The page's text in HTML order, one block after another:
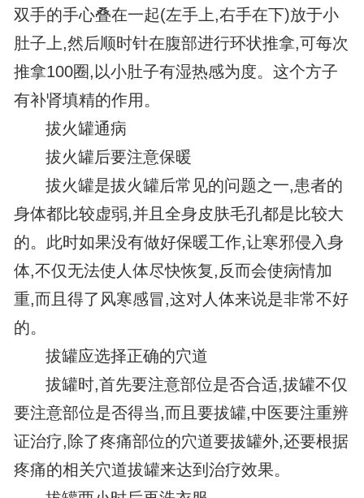
双手的手心叠在一起(左手上,右手在下)放于小
肚子上,然后顺时针在腹部进行环状推拿,可每次
推拿100圈,以小肚子有湿热感为度。这个方子
有补肾填精的作用。
拔火罐通病
拔火罐后要注意保暖
拔火罐是拔火罐后常见的问题之一,患者的
身体都比较虚弱,并且全身皮肤毛孔都是比较大
的。此时如果没有做好保暖工作,让寒邪侵入身
体,不仅无法使人体尽快恢复,反而会使病情加
重,而且得了风寒感冒,这对人体来说是非常不好
的。
拔罐应选择正确的穴道
拔罐时,首先要注意部位是否合适,拔罐不仅
要注意部位是否得当,而且要拔罐,中医要注重辨
证治疗,除了疼痛部位的穴道要拔罐外,还要根据
疼痛的相关穴道拔罐来达到治疗效果。